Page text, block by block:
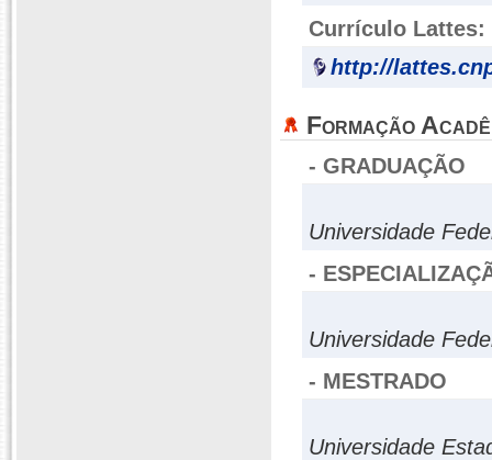
Currículo Lattes:
http://
Formação
- GRADUAÇÃO
Universidade
-
Universidade
- MESTRADO
Universidade